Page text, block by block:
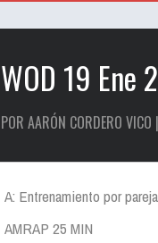
WOD 19 Ene
POR AARÓN CORDERO VICO
A: Entrenamiento por
AMRAP 25 MIN